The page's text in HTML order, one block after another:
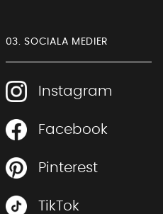
03. SOCIALA MEDIER
Instagram
Facebook
Pinterest
TikTok